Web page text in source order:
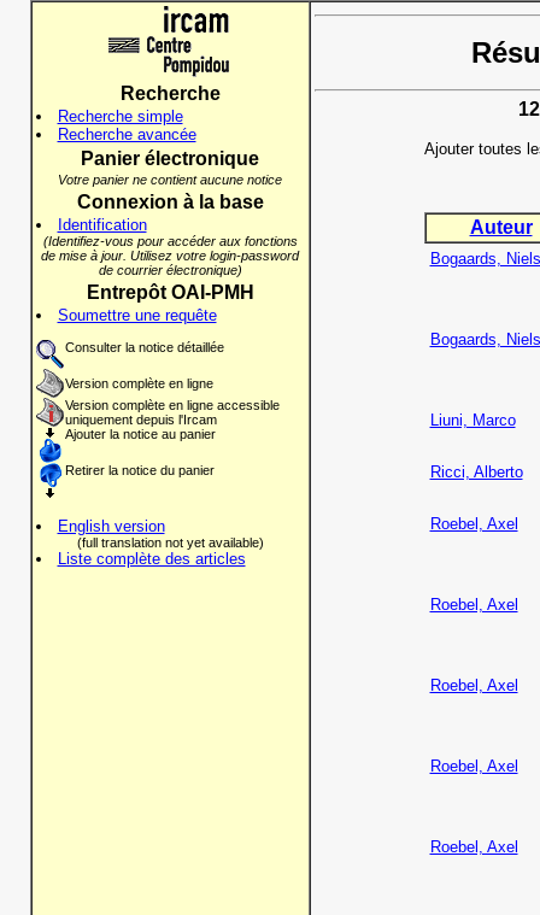
Recherche
Recherche simple
Recherche avancée
Panier électronique
Votre panier ne contient aucune notice
Connexion à la base
Identification
(Identifiez-vous pour accéder aux fonctions
de mise à jour. Utilisez votre login-password
de courrier électronique)
Entrepôt OAI-PMH
Soumettre une requête
Consulter la notice détaillée
Version complète en ligne
Version complète en ligne accessible
uniquement depuis l'Ircam
Ajouter la notice au panier
Retirer la notice du panier
English version
(full translation not yet available)
Liste complète des articles
Ajouter toutes
Auteur
Bogaards, Niels
Bogaards, Niels
Liuni, Marco
Ricci, Alberto
Roebel, Axel
Roebel, Axel
Roebel, Axel
Roebel, Axel
Roebel, Axel